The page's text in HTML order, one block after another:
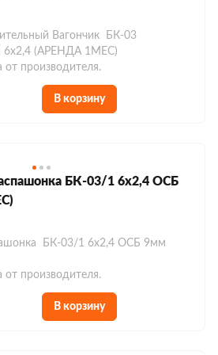
Вагончик БК-03
6х2,4 (АРЕНДА 1МЕС)
от производителя.
В корзину
БК-03/1 6х2,4 ОСБ
БК-03/1 6х2,4 ОСБ 9мм
от производителя.
В корзину